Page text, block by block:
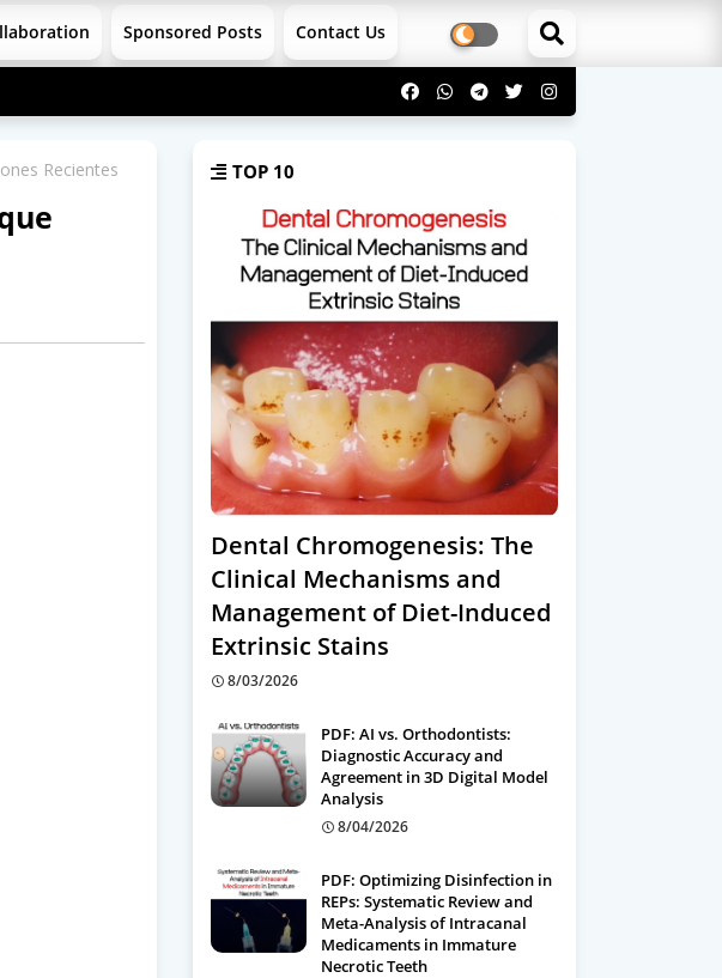
Sponsored Posts Contact Us
Recientes TOP 10
Dental Chromogenesis: The
Clinical Mechanisms and
Management of Diet-Induced
Extrinsic Stains
8/03/2026
PDF: AI vs. Orthodontists:
Diagnostic Accuracy and
Agreement in 3D Digital Model
Analysis
8/04/2026
PDF: Optimizing Disinfection in
REPs: Systematic Review and
Meta-Analysis of Intracanal
Medicaments in Immature
Necrotic Teeth